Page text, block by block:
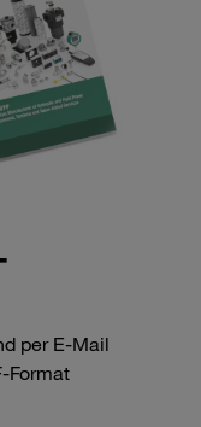
per E-Mail
Format